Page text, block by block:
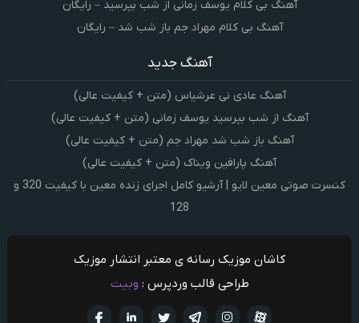
آهنگ بی کلام یوسف زمانی از شب بپرسید – رایگان
آهنگ بی کلام مهراد جم باز شب شد – رایگان
آهنگ جدید
آهنگ عادی نی عرشیاس (متن + کیفیت عالی)
آهنگ از شب بپرسید یوسف زمانی (متن + کیفیت عالی)
آهنگ باز شب شد مهراد جم (متن + کیفیت عالی)
آهنگ پارافین ویناک (متن + کیفیت عالی)
کنسرت صوتی معین لایو | آرشیو کامل اجرای زنده معین با کیفیت 320 و
128
کاشان موزیک رسانه ی معتبر انتشار موزیک
طراحی قالب وردپرس : وبیت
تويتر تلگرام
اینستاگرام آپارات